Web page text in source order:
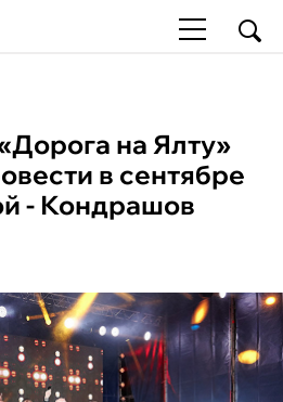
на Ялту»
в сентябре
- Кондрашов